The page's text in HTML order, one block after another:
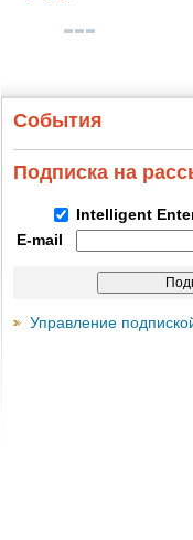
События
Подписка на
Intelligent
E-mail
Управление